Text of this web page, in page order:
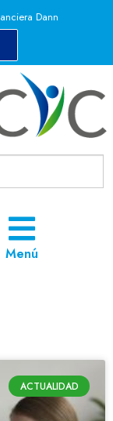
Dann
Menú
ACTUALIDAD